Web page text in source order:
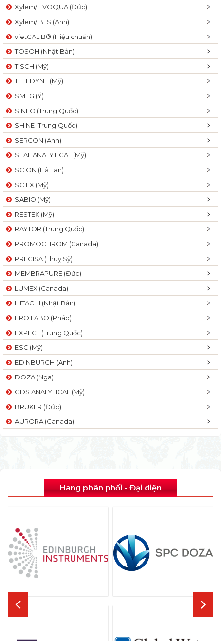
Xylem/ EVOQUA (Đức)
Xylem/ B+S (Anh)
vietCALIB® (Hiệu chuẩn)
TOSOH (Nhật Bản)
TISCH (Mỹ)
TELEDYNE (Mỹ)
SMEG (Ý)
SINEO (Trung Quốc)
SHINE (Trung Quốc)
SERCON (Anh)
SEAL ANALYTICAL (Mỹ)
SCION (Hà Lan)
SCIEX (Mỹ)
SABIO (Mỹ)
RESTEK (Mỹ)
RAYTOR (Trung Quốc)
PROMOCHROM (Canada)
PRECISA (Thuỵ Sỹ)
MEMBRAPURE (Đức)
LUMEX (Canada)
HITACHI (Nhật Bản)
FROILABO (Pháp)
EXPECT (Trung Quốc)
ESC (Mỹ)
EDINBURGH (Anh)
DOZA (Nga)
CDS ANALYTICAL (Mỹ)
BRUKER (Đức)
AURORA (Canada)
Hãng phân phối - Đại diện